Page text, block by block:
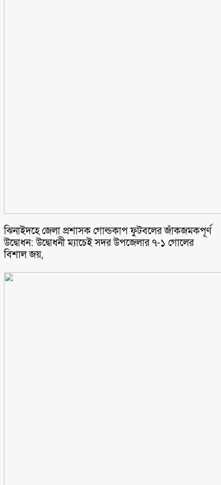
ঝিনাইদহে জেলা প্রশাসক গোল্ডকাপ ফুটবলের জাঁকজমকপূর্ণ
উদ্বোধন: উদ্বোধনী ম্যাচেই সদর উপজেলার ৭-১ গোলের
বিশাল জয়,